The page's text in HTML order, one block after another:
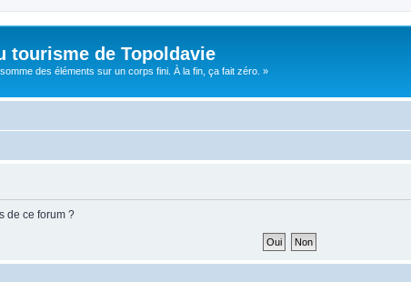
tourisme de Topoldavie
des éléments sur un corps fini. À la fin, ça fait zéro. »
de ce forum ?